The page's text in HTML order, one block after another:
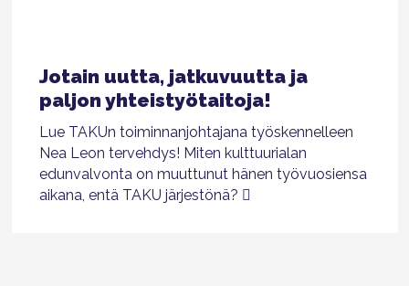
Jotain uutta, jatkuvuutta ja
paljon yhteistyötaitoja!
Lue TAKUn toiminnanjohtajana työskennelleen
Nea Leon tervehdys! Miten kulttuurialan
edunvalvonta on muuttunut hänen työvuosiensa
aikana, entä TAKU järjestönä?